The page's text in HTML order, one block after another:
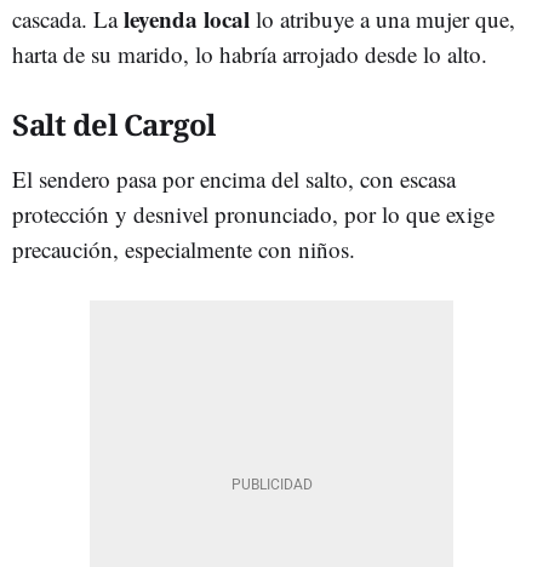
cascada. Laleyenda local lo atribuye a una mujer que,
harta de su marido, lo habría arrojado desde lo alto.
Salt del Cargol
El sendero pasa por encima del salto, con escasa
protección y desnivel pronunciado, por lo que exige
precaución, especialmente con niños.